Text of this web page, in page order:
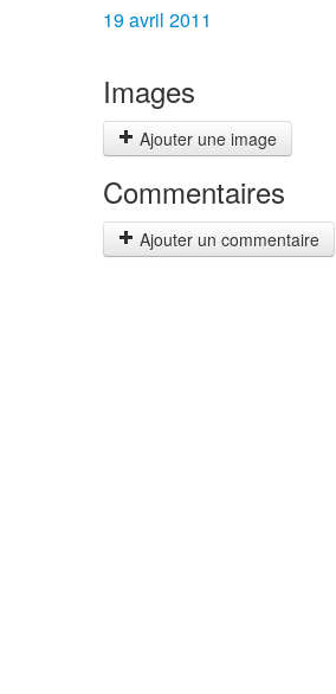
19 avril 2011
Images
Ajouter une image
Commentaires
Ajouter un commentaire